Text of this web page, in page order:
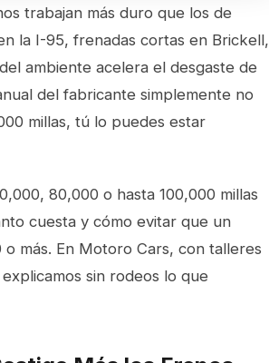
trabajan más duro que los de
la I-95, frenadas cortas en Brickell,
ambiente acelera el desgaste de
del fabricante simplemente no
millas, tú lo puedes estar
80,000 o hasta 100,000 millas
cuesta y cómo evitar que un
más. En Motoro Cars, con talleres
sin rodeos lo que